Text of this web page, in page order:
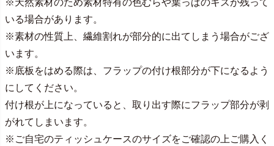
いる場合があります。
※素材の性質上、繊維割れが部分的に出てしまう場合がござ
います。
※底板をはめる際は、フラップの付け根部分が下になるよう
にしてください。
付け根が上になっていると、取り出す際にフラップ部分が剥
がれてしまいます。
※ご自宅のティッシュケースのサイズをご確認の上ご購入く